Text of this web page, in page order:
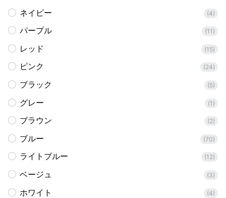
ネイビー (4)
パープル (11)
レッド (15)
ピンク (24)
ブラック (5)
グレー (1)
ブラウン (2)
ブルー (70)
ライトブルー (12)
ベージュ (3)
ホワイト (4)